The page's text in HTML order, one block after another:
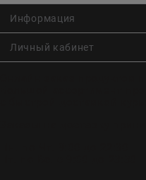
Информация
Личный кабинет